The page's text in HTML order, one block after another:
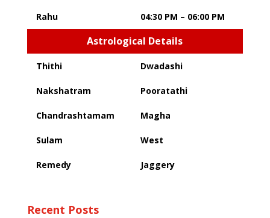
Rahu 04:30 PM – 06:00 PM
Astrological Details
Thithi Dwadashi
Nakshatram Pooratathi
Chandrashtamam Magha
Sulam West
Remedy Jaggery
Recent Posts